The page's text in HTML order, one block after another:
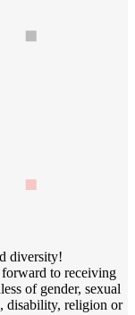
diversity!
to receiving
of gender, sexual
disability, religion or